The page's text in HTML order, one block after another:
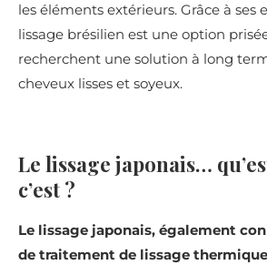
les éléments extérieurs. Grâce à ses
lissage brésilien est une option
recherchent une solution à long
cheveux lisses et soyeux.
Le lissage japonais…
c’est ?
Le lissage japonais, également
de traitement de lissage